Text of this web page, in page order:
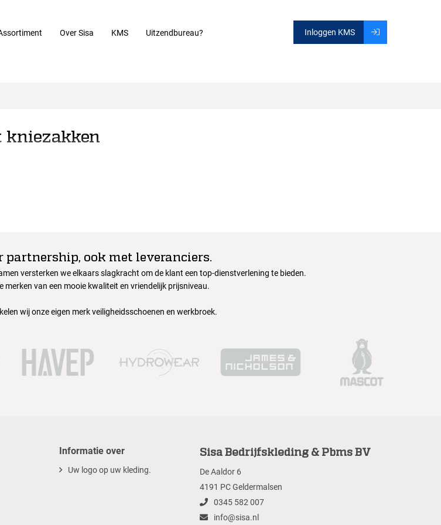
Over Sisa KMS Uitzendbureau? Inloggen KMS
kniezakken
partnership, ook met leveranciers.
versterken we elkaars slagkracht om de klant een top-dienstverlening te bieden.
merken van een mooie kwaliteit en vriendelijk prijsniveau.
wij onze eigen merk veiligheidsschoenen en werkbroek.
Informatie over
Uw logo op uw kleding.
Sisa Bedrijfskleding & Pbms BV
De Aaldor 6
4191 PC Geldermalsen
0345 582 007
info@sisa.nl